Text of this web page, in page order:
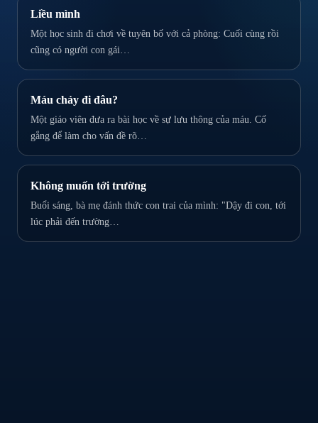
Liều mình
Một học sinh đi chơi về tuyên bố với cả phòng: Cuối cùng rồi
cũng có người con gái…
Máu chảy đi đâu?
Một giáo viên đưa ra bài học về sự lưu thông của máu. Cố
gắng để làm cho vấn đề rõ…
Không muốn tới trường
Buổi sáng, bà mẹ đánh thức con trai của mình: "Dậy đi con, tới
lúc phải đến trường…